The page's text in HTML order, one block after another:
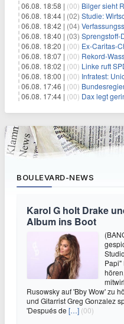
06.08. 18:58 | (00) Bilger sieht
06.08. 18:44 | (02) Studie:
06.08. 18:42 | (04)
06.08. 18:40 | (03) Sprengstoff-
06.08. 18:20 | (00) Ex-Caritas-
06.08. 18:07 | (00) Rekord-
06.08. 18:02 | (00) Linke ruft
06.08. 18:00 | (00) Infratest:
06.08. 17:46 | (00)
06.08. 17:44 | (00) Dax legt
BOULEVARD-NEWS
Karol G holt Drake
Album ins Boot
Papi"
Rusowsky auf 'Bby Wow' zu
und Gitarrist Greg Gonzalez
'Después de […] (00)